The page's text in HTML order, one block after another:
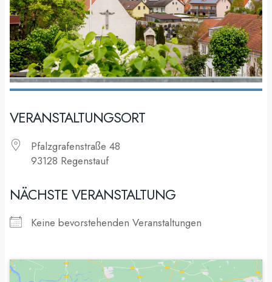
VERANSTALTUNGSORT
Pfalzgrafenstraße 48
93128 Regenstauf
NÄCHSTE VERANSTALTUNG
Keine bevorstehenden Veranstaltungen